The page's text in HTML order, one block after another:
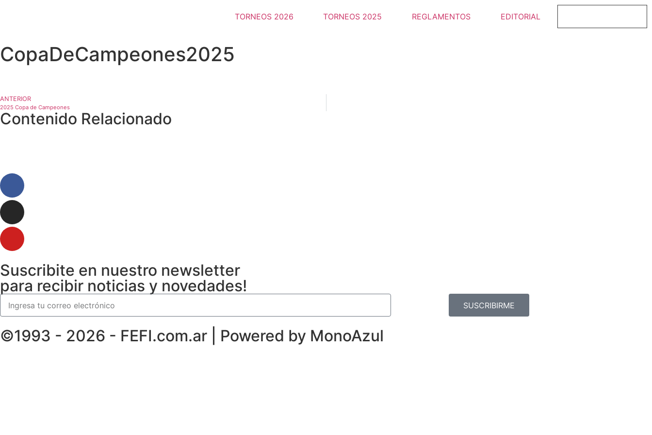
TORNEOS 2026 TORNEOS 2025 REGLAMENTOS EDITORIAL
CopaDeCampeones2025
ANTERIOR
2025 Copa de Campeones
Contenido Relacionado
Suscribite en nuestro newsletter
para recibir noticias y novedades!
SUSCRIBIRME
©1993 - 2026 - FEFI.com.ar | Powered by MonoAzul